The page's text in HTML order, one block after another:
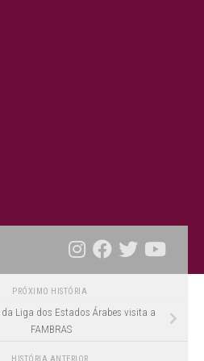
PRÓXIMO HISTÓRIA
Liga dos Estados Árabes visita a
FAMBRAS
HISTÓRIA ANTERIOR